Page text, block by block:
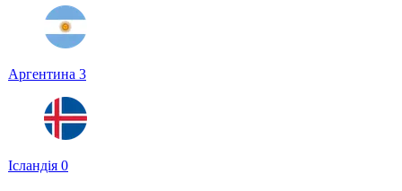
Аргентина 3
Ісландія 0